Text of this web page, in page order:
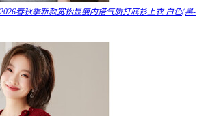
春秋季新款宽松显瘦内搭气质打底衫上衣 白色(黑-